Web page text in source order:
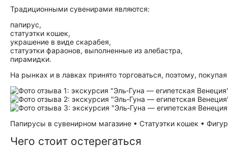
Традиционными сувенирами являются:
папирус,
статуэтки кошек,
украшение в виде скарабея,
статуэтки фараонов, выполненные из алебастра,
пирамидки.
На рынках и в лавках принято торговаться, поэтому,
Папирусы в сувенирном магазине • Статуэтки кошек •
Чего стоит остерегаться